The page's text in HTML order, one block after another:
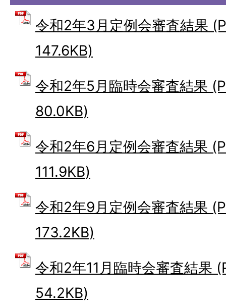
令和2年3月定例会審査結果
147.6KB)
令和2年5月臨時会審査結果
80.0KB)
令和2年6月定例会審査結果
111.9KB)
令和2年9月定例会審査結果
173.2KB)
令和2年11月臨時会審査結果
54.2KB)